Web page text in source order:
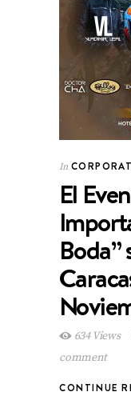
In
El
Boda”
634 Views
comment
CONTINUE